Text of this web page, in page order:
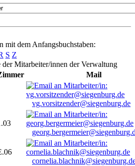
mit dem Anfangsbuchstaben:
S Z
der Mitarbeiter/innen der Verwaltung
Mail
vg.vorsitzender@siegenburg.de